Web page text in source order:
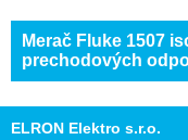
Merač Fluke 1507
prechodových
ELRON Elektro s.r.o.